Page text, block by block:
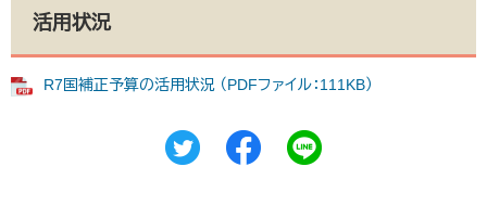
活用状況
R7国補正予算の活用状況 （PDFファイル：111KB）